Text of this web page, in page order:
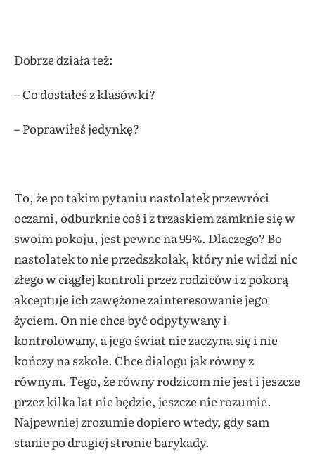
Dobrze działa też:
– Co dostałeś z klasówki?
– Poprawiłeś jedynkę?
To, że po takim pytaniu nastolatek przewróci
oczami, odburknie coś i z trzaskiem zamknie się w
swoim pokoju, jest pewne na 99%. Dlaczego? Bo
nastolatek to nie przedszkolak, który nie widzi nic
złego w ciągłej kontroli przez rodziców i z pokorą
akceptuje ich zawężone zainteresowanie jego
życiem. On nie chce być odpytywany i
kontrolowany, a jego świat nie zaczyna się i nie
kończy na szkole. Chce dialogu jak równy z
równym. Tego, że równy rodzicom nie jest i jeszcze
przez kilka lat nie będzie, jeszcze nie rozumie.
Najpewniej zrozumie dopiero wtedy, gdy sam
stanie po drugiej stronie barykady.